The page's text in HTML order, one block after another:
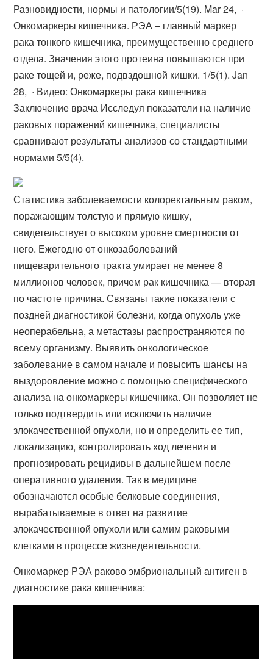
Разновидности, нормы и патологии/5(19). Mar 24, ·
Онкомаркеры кишечника. РЭА – главный маркер
рака тонкого кишечника, преимущественно среднего
отдела. Значения этого протеина повышаются при
раке тощей и, реже, подвздошной кишки. 1/5(1). Jan
28, · Видео: Онкомаркеры рака кишечника
Заключение врача Исследуя показатели на наличие
раковых поражений кишечника, специалисты
сравнивают результаты анализов со стандартными
нормами 5/5(4).
Статистика заболеваемости колоректальным раком,
поражающим толстую и прямую кишку,
свидетельствует о высоком уровне смертности от
него. Ежегодно от онкозаболеваний
пищеварительного тракта умирает не менее 8
миллионов человек, причем рак кишечника — вторая
по частоте причина. Связаны такие показатели с
поздней диагностикой болезни, когда опухоль уже
неоперабельна, а метастазы распространяются по
всему организму. Выявить онкологическое
заболевание в самом начале и повысить шансы на
выздоровление можно с помощью специфического
анализа на онкомаркеры кишечника. Он позволяет не
только подтвердить или исключить наличие
злокачественной опухоли, но и определить ее тип,
локализацию, контролировать ход лечения и
прогнозировать рецидивы в дальнейшем после
оперативного удаления. Так в медицине
обозначаются особые белковые соединения,
вырабатываемые в ответ на развитие
злокачественной опухоли или самим раковыми
клетками в процессе жизнедеятельности.
Онкомаркер РЭА раково эмбриональный антиген в
диагностике рака кишечника: